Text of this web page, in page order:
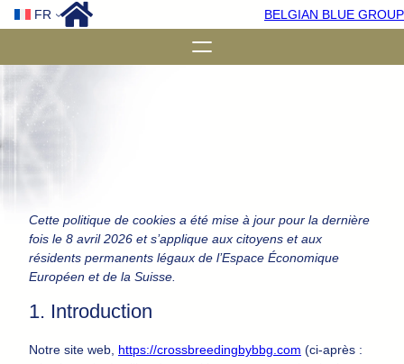
Aller
au
FR BELGIAN BLUE GROUP
Cette politique de cookies a été mise à jour pour la dernière
fois le 8 avril 2026 et s’applique aux citoyens et aux
résidents permanents légaux de l’Espace Économique
Européen et de la Suisse.
1. Introduction
Notre site web, https://crossbreedingbybbg.com (ci-après :